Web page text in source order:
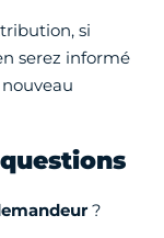
si
serez informé
?